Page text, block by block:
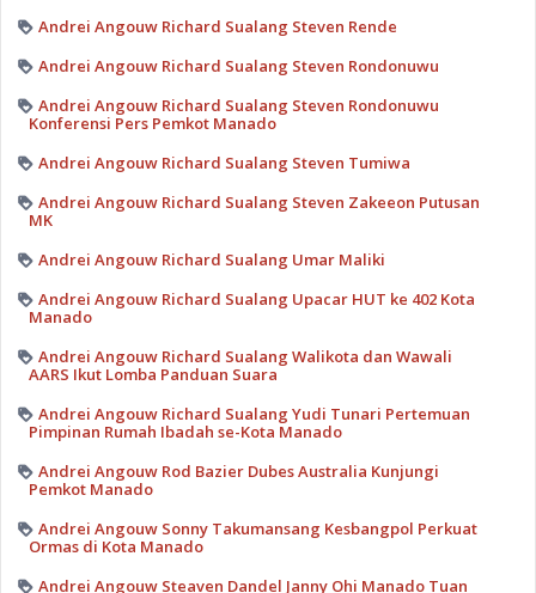
Andrei Angouw Richard Sualang Steven Rende
Andrei Angouw Richard Sualang Steven Rondonuwu
Andrei Angouw Richard Sualang Steven Rondonuwu
Konferensi Pers Pemkot Manado
Andrei Angouw Richard Sualang Steven Tumiwa
Andrei Angouw Richard Sualang Steven Zakeeon Putusan
MK
Andrei Angouw Richard Sualang Umar Maliki
Andrei Angouw Richard Sualang Upacar HUT ke 402 Kota
Manado
Andrei Angouw Richard Sualang Walikota dan Wawali
AARS Ikut Lomba Panduan Suara
Andrei Angouw Richard Sualang Yudi Tunari Pertemuan
Pimpinan Rumah Ibadah se-Kota Manado
Andrei Angouw Rod Bazier Dubes Australia Kunjungi
Pemkot Manado
Andrei Angouw Sonny Takumansang Kesbangpol Perkuat
Ormas di Kota Manado
Andrei Angouw Steaven Dandel Janny Ohi Manado Tuan